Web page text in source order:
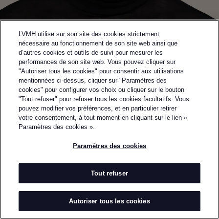
Retourner à la page précédente
DEMI-FINALISTE DU PRIX LVMH 2024
VAUTRAIT
Vautrait a été fondée en 2021 par Yonathan Carmel.
La marque défend l'artisanat traditionnel comme la
clé de créations durables qui façonnent et
accompagnent les corps tout au long de leur vie.
LVMH utilise sur son site des cookies strictement
nécessaire au fonctionnement de son site web ainsi que
d’autres cookies et outils de suivi pour mesurer les
performances de son site web. Vous pouvez cliquer sur
"Autoriser tous les cookies" pour consentir aux utilisations
mentionnées ci-dessus, cliquer sur "Paramètres des
cookies" pour configurer vos choix ou cliquer sur le bouton
"Tout refuser" pour refuser tous les cookies facultatifs. Vous
pouvez modifier vos préférences, et en particulier retirer
votre consentement, à tout moment en cliquant sur le lien «
Paramètres des cookies ».
Paramètres des cookies
Tout refuser
Autoriser tous les cookies